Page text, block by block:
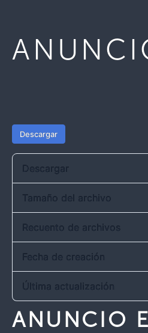
Descargar
Descargar
Tamaño del archivo
Recuento de archivos
Fecha de creación
Última actualización
ANUNCIO